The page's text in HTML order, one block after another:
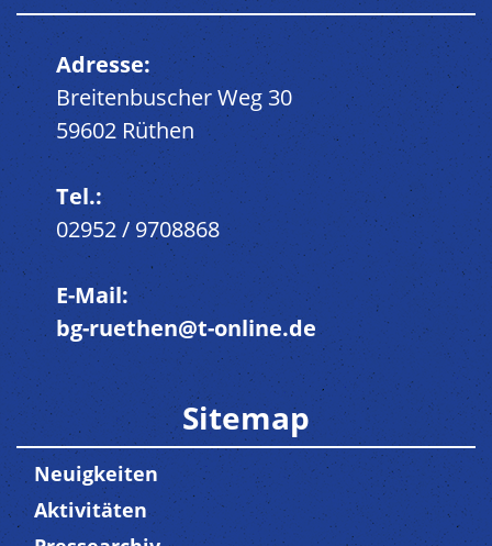
Adresse:
Breitenbuscher Weg 30
59602 Rüthen
Tel.:
02952 / 9708868
E-Mail:
bg-ruethen@t-online.de
Sitemap
Neuigkeiten
Aktivitäten